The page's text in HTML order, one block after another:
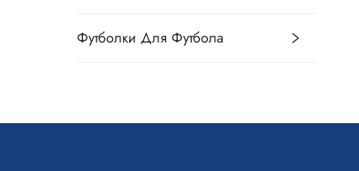
Футболки Для Футбола